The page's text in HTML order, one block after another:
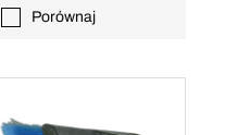
Porównaj